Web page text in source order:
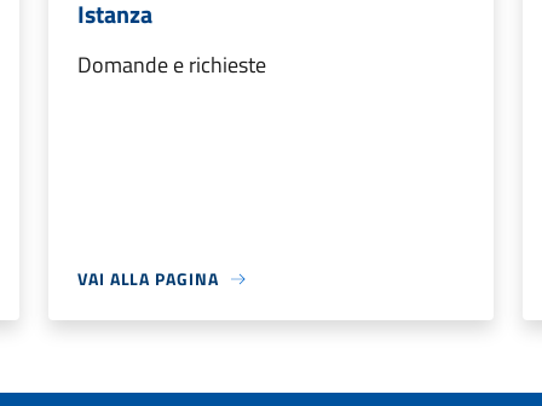
Istanza
Domande e richieste
VAI ALLA PAGINA